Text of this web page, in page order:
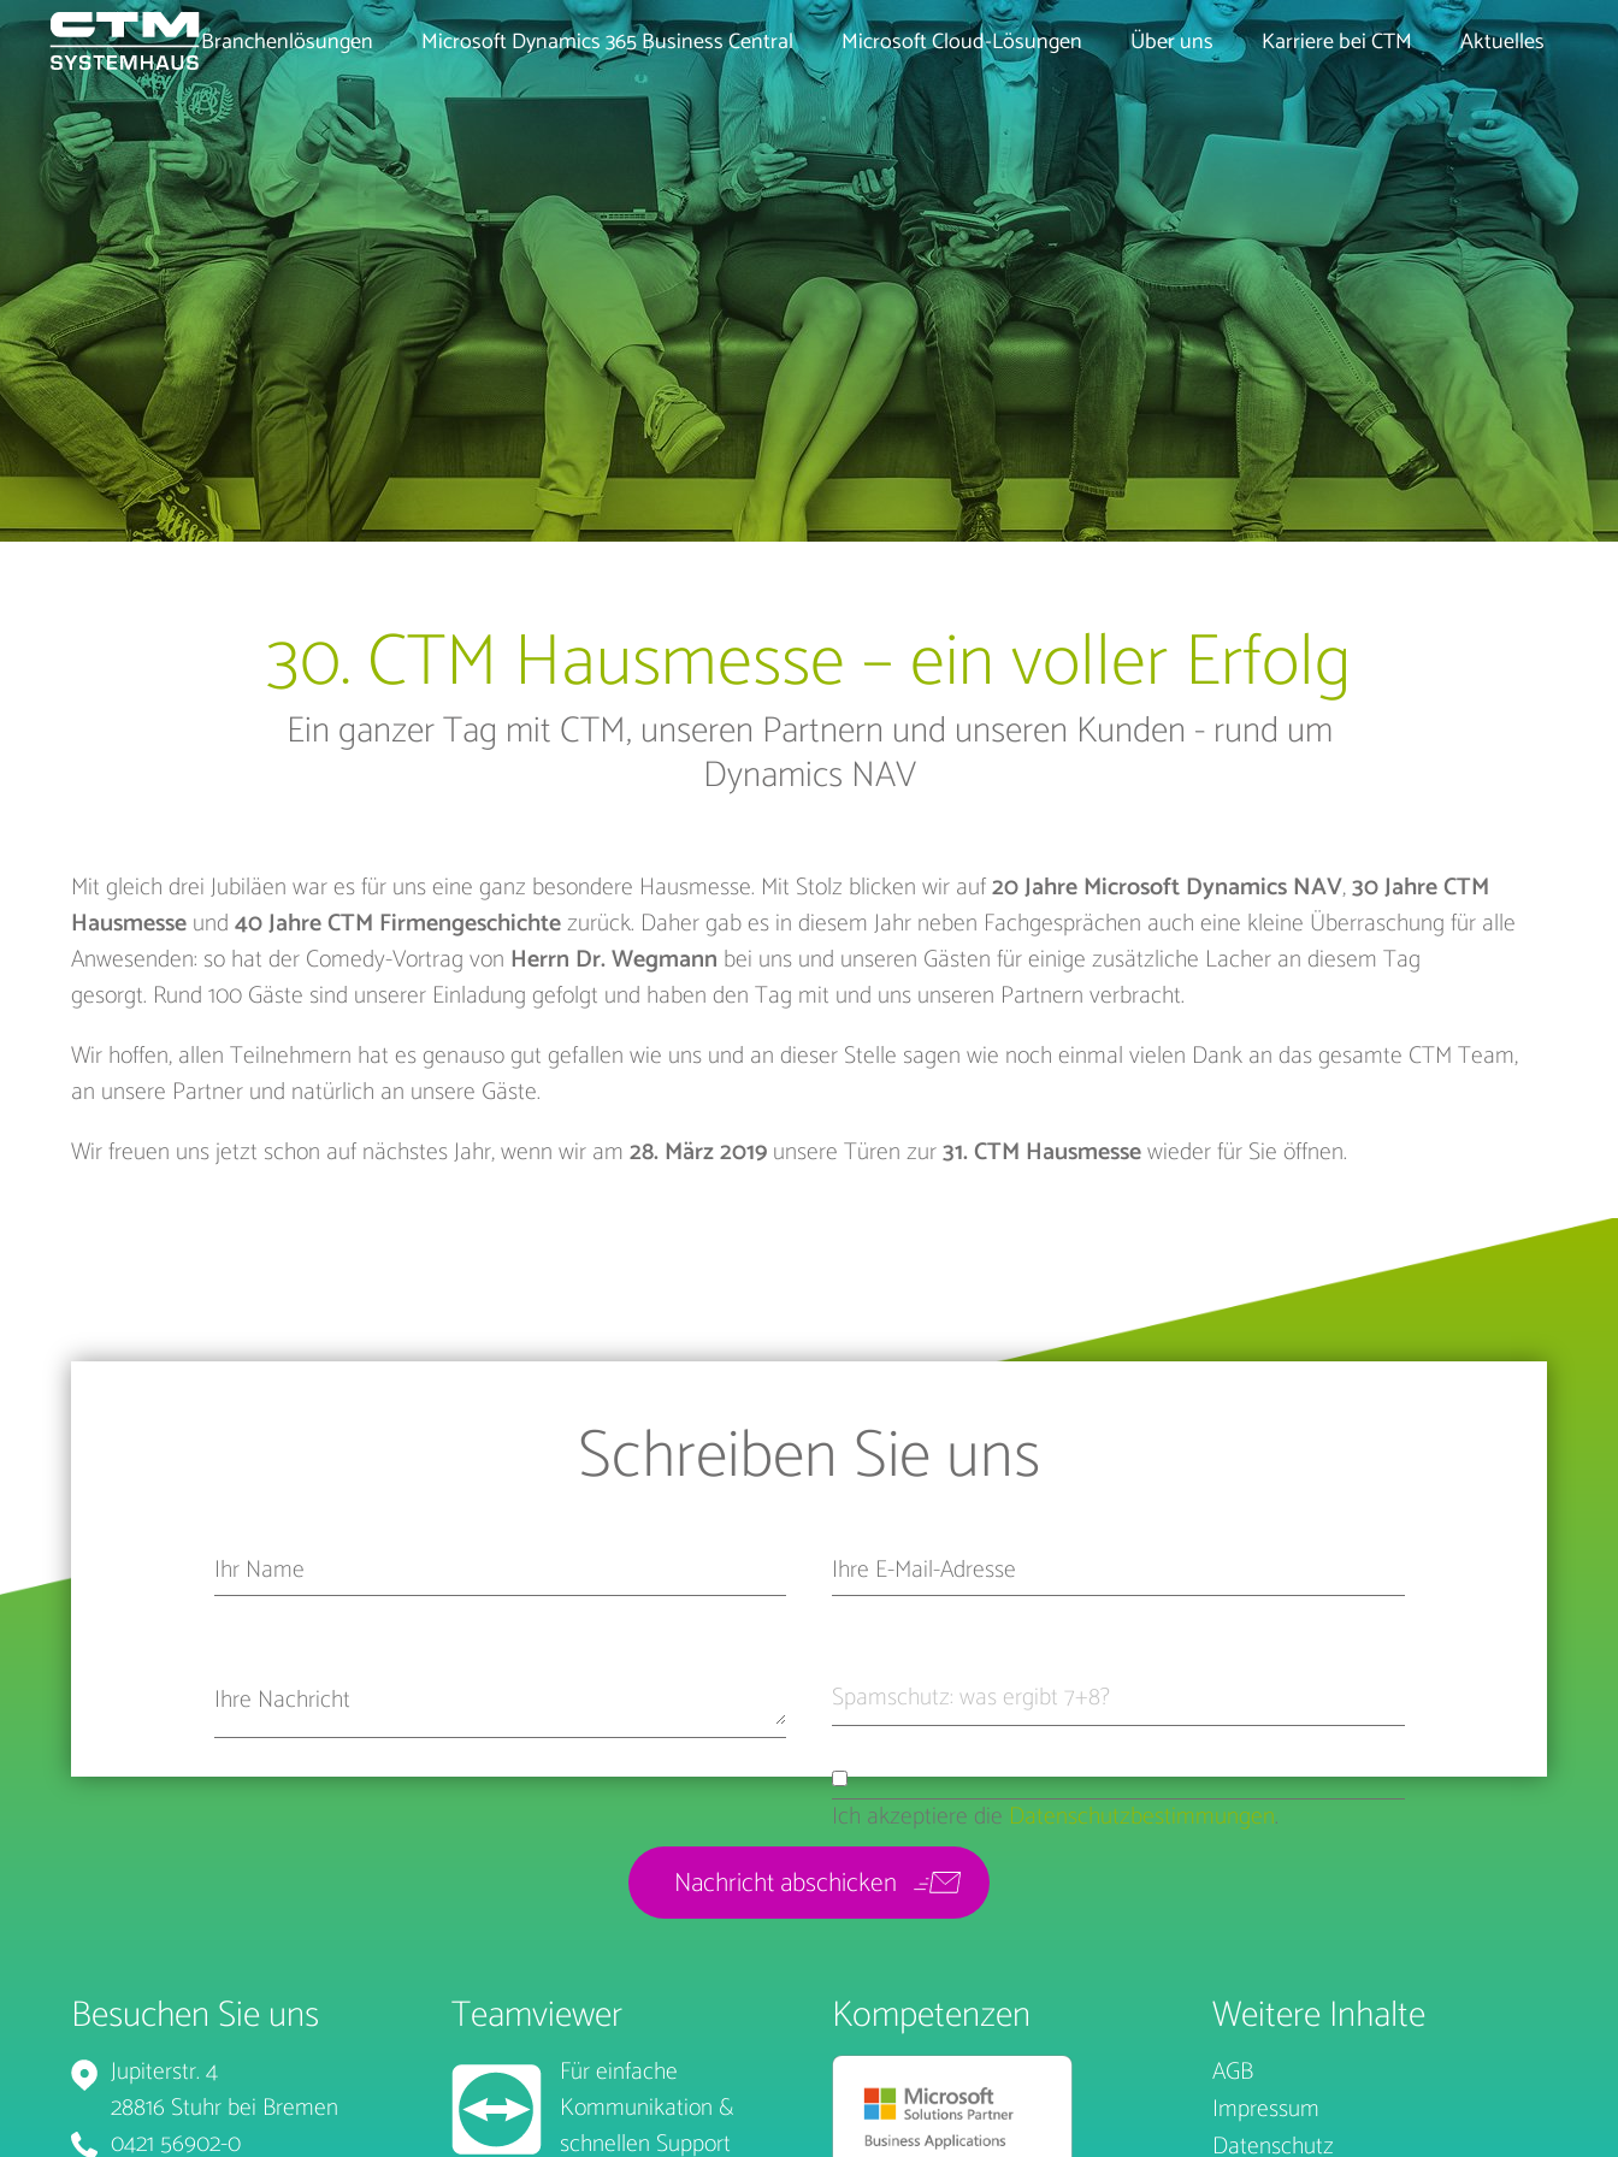
Branchenlösungen Microsoft Dynamics 365 Business Central Microsoft Cloud-Lösungen Über uns Karriere bei CTM Aktuelles
30. CTM Hausmesse – ein voller Erfolg
Ein ganzer Tag mit CTM, unseren Partnern und unseren Kunden - rund um
Dynamics NAV
Mit gleich drei Jubiläen war es für uns eine ganz besondere Hausmesse. Mit Stolz blicken wir auf20 Jahre Microsoft Dynamics NAV,30 Jahre CTM
Hausmesseund40 Jahre CTM Firmengeschichtezurück. Daher gab es in diesem Jahr neben Fachgesprächen auch eine kleine Überraschung für alle
Anwesenden: so hat der Comedy-Vortrag von Herrn Dr. Wegmann bei uns und unseren Gästen für einige zusätzliche Lacher an diesem Tag
gesorgt. Rund 100 Gäste sind unserer Einladung gefolgt und haben den Tag mit und uns unseren Partnern verbracht.
Wir hoffen, allen Teilnehmern hat es genauso gut gefallen wie uns und an dieser Stelle sagen wie noch einmal vielen Dank an das gesamte CTM Team,
an unsere Partner und natürlich an unsere Gäste.
Wir freuen uns jetzt schon auf nächstes Jahr, wenn wir am28. März 2019unsere Türen zur31. CTM Hausmessewieder für Sie öffnen.
Schreiben Sie uns
Spamschutz: was ergibt 7+8?
Ich akzeptiere die Datenschutzbestimmungen.
Besuchen Sie uns
Jupiterstr. 4
28816 Stuhr bei Bremen
0421 56902-0
Teamviewer
Für einfache
Kommunikation &
schnellen Support
Kompetenzen Weitere Inhalte
AGB
Impressum
Datenschutz